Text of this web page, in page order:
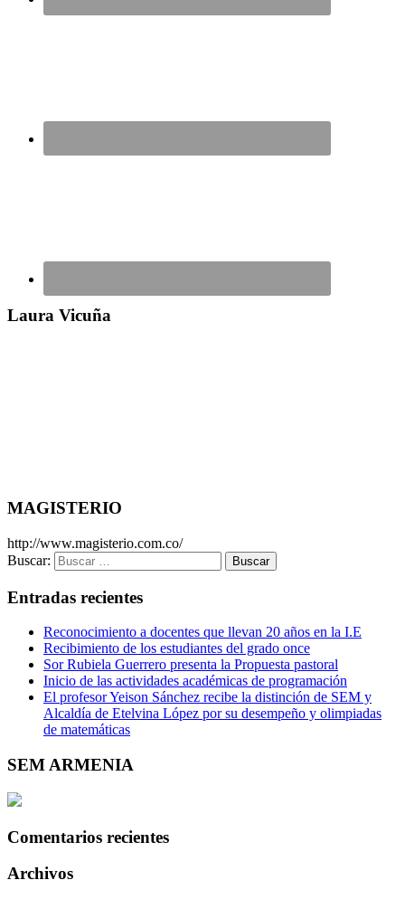
Laura Vicuña
MAGISTERIO
http://www.magisterio.com.co/
Buscar:
Entradas recientes
Reconocimiento a docentes que llevan 20 años en la I.E
Recibimiento de los estudiantes del grado once
Sor Rubiela Guerrero presenta la Propuesta pastoral
Inicio de las actividades académicas de programación
El profesor Yeison Sánchez recibe la distinción de SEM y
Alcaldía de Etelvina López por su desempeño y olimpiadas
de matemáticas
SEM ARMENIA
Comentarios recientes
Archivos